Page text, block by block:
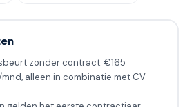
zonder contract: €165
alleen in combinatie met CV-